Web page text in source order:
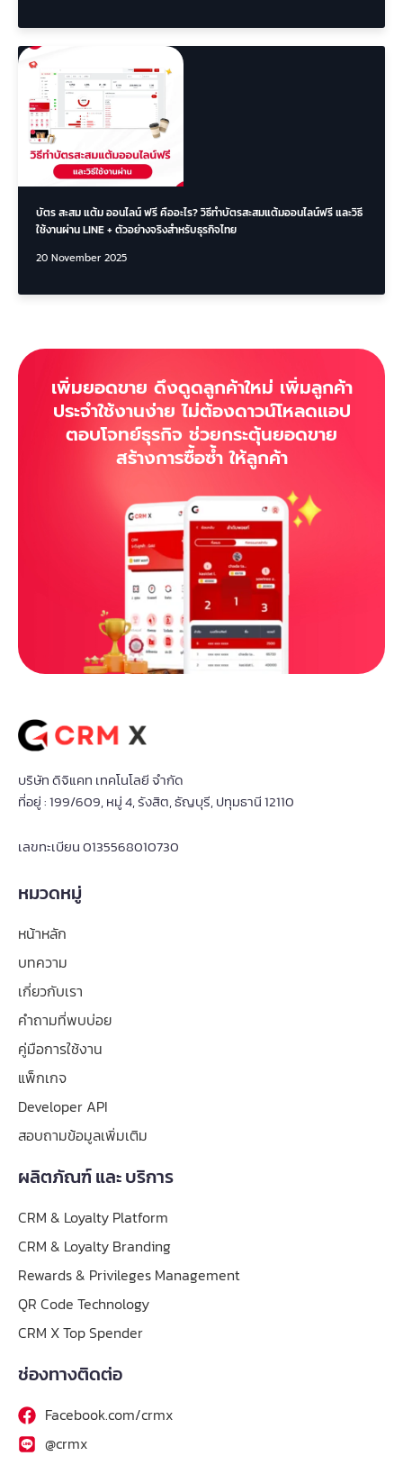
บัตร สะสม แต้ม ออนไลน์ ฟรี คืออะไร? วิธีทำบัตรสะสมแต้มออนไลน์ฟรี และวิธี
ใช้งานผ่าน LINE + ตัวอย่างจริงสำหรับธุรกิจไทย
20 November 2025
เพิ่มยอดขาย ดึงดูดลูกค้าใหม่ เพิ่มลูกค้า
ประจำใช้งานง่าย ไม่ต้องดาวน์โหลดแอป
ตอบโจทย์ธุรกิจ ช่วยกระตุ้นยอดขาย
สร้างการซื้อซ้ำ ให้ลูกค้า
บริษัท ดิจิแคท เทคโนโลยี จำกัด
ที่อยู่ : 199/609, หมู่ 4, รังสิต, ธัญบุรี, ปทุมธานี 12110
เลขทะเบียน 0135568010730
หมวดหมู่
หน้าหลัก
บทความ
เกี่ยวกับเรา
คำถามที่พบบ่อย
คู่มือการใช้งาน
แพ็กเกจ
Developer API
สอบถามข้อมูลเพิ่มเติม
ผลิตภัณฑ์ และ บริการ
CRM & Loyalty Platform
CRM & Loyalty Branding
Rewards & Privileges Management
QR Code Technology
CRM X Top Spender
ช่องทางติดต่อ
Facebook.com/crmx
@crmx